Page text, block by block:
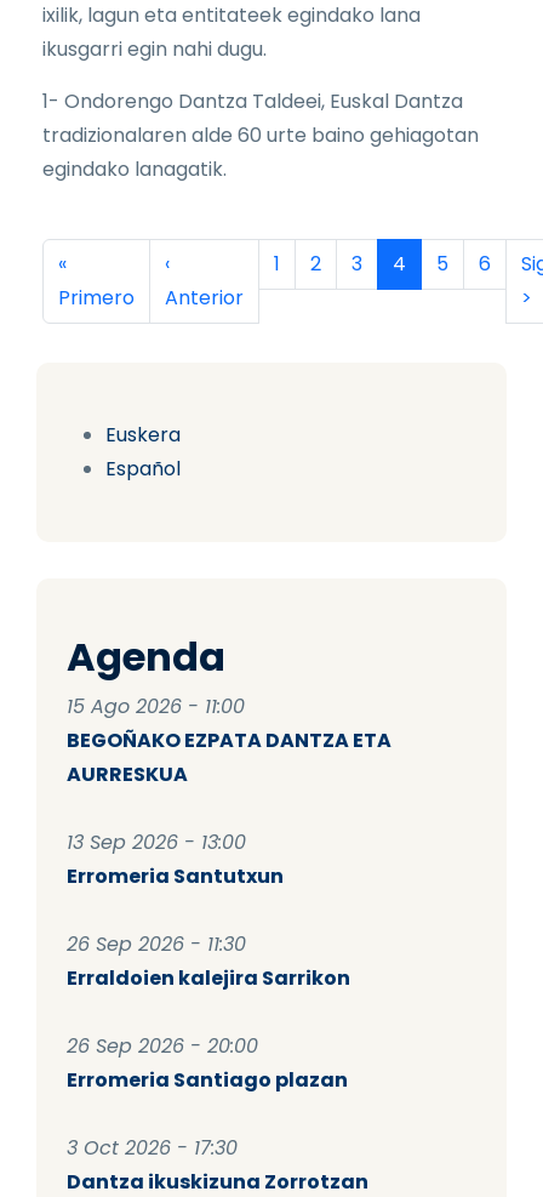
Euskera
Español
Agenda
15 Ago 2026 - 11:00
BEGOÑAKO EZPATA DANTZA ETA
AURRESKUA
13 Sep 2026 - 13:00
Erromeria Santutxun
26 Sep 2026 - 11:30
Erraldoien kalejira Sarrikon
26 Sep 2026 - 20:00
Erromeria Santiago plazan
3 Oct 2026 - 17:30
Dantza ikuskizuna Zorrotzan
ixilik, lagun eta entitateek egindako lana
ikusgarri egin nahi dugu.
1- Ondorengo Dantza Taldeei, Euskal Dantza
tradizionalaren alde 60 urte baino gehiagotan
egindako lanagatik.
Paginación
Primera página
«
Primero
Página anterior
‹
Anterior
Página
1 Página
2 Página
3 Página actual
4 Página
5 Página
6
>